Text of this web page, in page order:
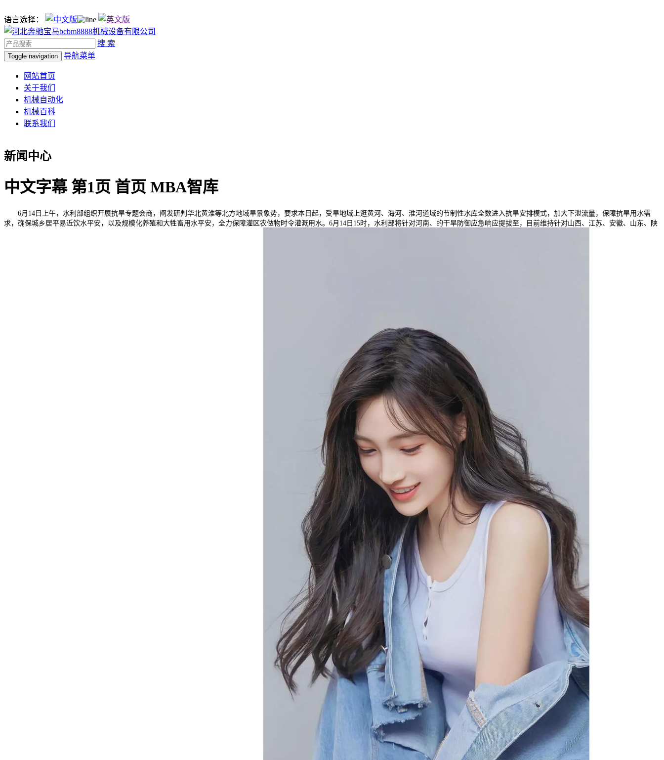
语言选择：
搜 索
Toggle navigation 导航菜单
网站首页
关于我们
机械自动化
机械百科
联系我们
新闻中心
中文字幕 第1页 首页 MBA智库
6月14日上午，水利部组织开展抗旱专题会商，阐发研判华北黄淮等北方地域旱景象势，要求本日起，受旱地域上逛黄河、海河、淮河道域的节制性水库全数进入抗旱安排模式，加大下泄流量，保障抗旱用水需
求，确保城乡居平易近饮水平安，以及规模化养殖和大牲畜用水平安，全力保障灌区农做物时令灌溉用水。6月14日15时，水利部将针对河南、的干旱防御应急响应提拔至，目前维持针对山西、江苏、安徽、山东、陕